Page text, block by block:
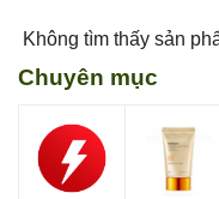
Không tìm thấy sản
Chuyên mục